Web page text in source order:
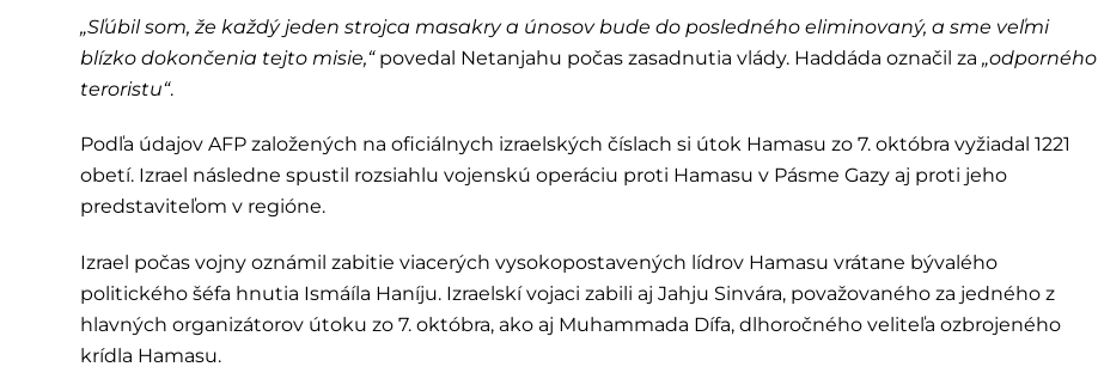
„Sľúbil som, že každý jeden strojca masakry a únosov bude do posledného eliminovaný, a sme veľmi
blízko dokončenia tejto misie,“povedal Netanjahu počas zasadnutia vlády. Haddáda označil za„odporného
teroristu“.
Podľa údajov AFP založených na oficiálnych izraelských číslach si útok Hamasu zo 7. októbra vyžiadal 1221
obetí. Izrael následne spustil rozsiahlu vojenskú operáciu proti Hamasu v Pásme Gazy aj proti jeho
predstaviteľom v regióne.
Izrael počas vojny oznámil zabitie viacerých vysokopostavených lídrov Hamasu vrátane bývalého
politického šéfa hnutia Ismáíla Haníju. Izraelskí vojaci zabili aj Jahju Sinvára, považovaného za jedného z
hlavných organizátorov útoku zo 7. októbra, ako aj Muhammada Dífa, dlhoročného veliteľa ozbrojeného
krídla Hamasu.